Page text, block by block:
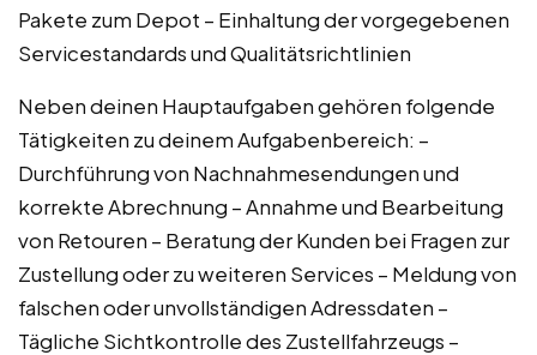
Pakete zum Depot – Einhaltung der vorgegebenen
Servicestandards und Qualitätsrichtlinien
Neben deinen Hauptaufgaben gehören folgende
Tätigkeiten zu deinem Aufgabenbereich: –
Durchführung von Nachnahmesendungen und
korrekte Abrechnung – Annahme und Bearbeitung
von Retouren – Beratung der Kunden bei Fragen zur
Zustellung oder zu weiteren Services – Meldung von
falschen oder unvollständigen Adressdaten –
Tägliche Sichtkontrolle des Zustellfahrzeugs –